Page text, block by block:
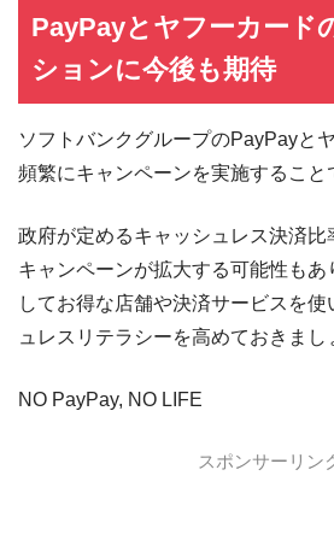
PayPayとヤフーカード
ションに今後も期待
ソフトバンクグループのPayPayと
頻繁にキャンペーンを実施すること
政府が定めるキャッシュレス決済比
キャンペーンが拡大する可能性もあ
してお得な店舗や決済サービスを
ュレスリテラシーを高めておきまし
NO PayPay, NO LIFE
スポンサーリン